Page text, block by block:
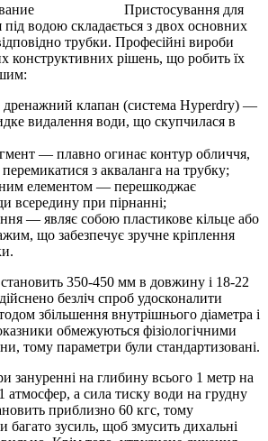
Пристосування для
водою складається з двох основних
трубки. Професійні вироби
конструктивних рішень, що робить їх
дренажний клапан (система Hyperdry) —
видалення води, що скупчилася в
— плавно огинає контур обличчя,
перемикатися з акваланга на трубку;
елементом — перешкоджає
всередину при пірнанні;
— являє собою пластикове кільце або
що забезпечує зручне кріплення
350-450 мм в довжину і 18-22
безліч спроб удосконалити
збільшення внутрішнього діаметра і
обмежуються фізіологічними
тому параметри були стандартизовані.
зануренні на глибину всього 1 метр на
атмосфер, а сила тиску води на грудну
приблизно 60 кгс, тому
багато зусиль, щоб змусить дихальні